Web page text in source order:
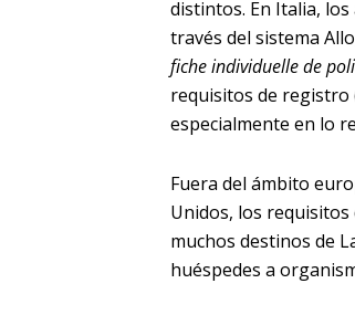
distintos. En Italia,
través del sistema
fiche individuelle de
requisitos de registro
especialmente en lo
Fuera del ámbito
Unidos, los
muchos destinos de
huéspedes a